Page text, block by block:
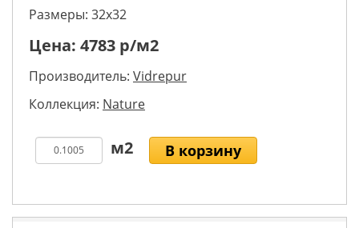
Размеры: 32х32
Цена: 4783 р/м2
Производитель: Vidrepur
Коллекция: Nature
В корзину